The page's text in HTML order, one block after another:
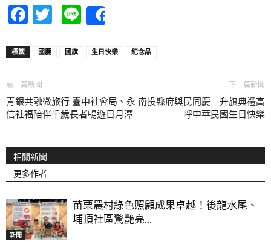
Facebook
Twitter
Line
標籤 國慶 國旗 生日快樂 紀念品
前一篇新聞
青銀共融微旅行 臺中社會局、永
信社福陪伴千歲長者暢遊日月潭
下一篇新聞
南投縣府與民同慶 升旗典禮高
呼中華民國生日快樂
相關新聞
更多作者
新聞
苗栗農村綠色照顧成果卓越！後龍水尾、
埔頂社區驚艷亮...